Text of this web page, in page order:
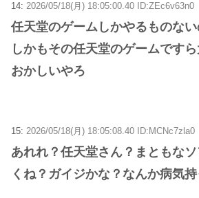
14: 2026/05/18(月) 18:05:00.40 ID:ZEc6v63n0
任天堂のゲームしかやるものな
しかもその任天堂のゲームです
おかしいやろ
15: 2026/05/18(月) 18:05:08.40 ID:MCNc7zla0
あれれ？任天堂さん？まともな
くね？ガイジかな？なんか病気持